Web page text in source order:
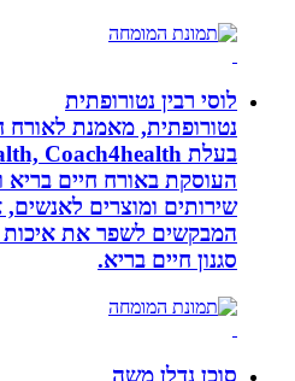
לוסי רבין נטורופתית
נטורופתית, מאמנת לאורח
העוסקת באורח חיים בריא
שירותים ומוצרים לאנשים,
המבקשים לשפר את איכות
סגנון חיים בריא.
סוכן נדלן משה